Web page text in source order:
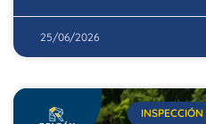
25/06/2026